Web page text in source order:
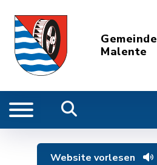
Gemeinde
Malente
Website vorlesen